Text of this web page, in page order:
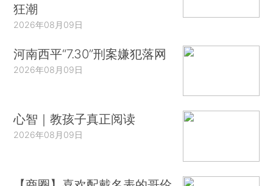
狂潮
2026年08月09日
河南西平“7.30”刑案嫌犯落网
2026年08月09日
心智｜教孩子真正阅读
2026年08月09日